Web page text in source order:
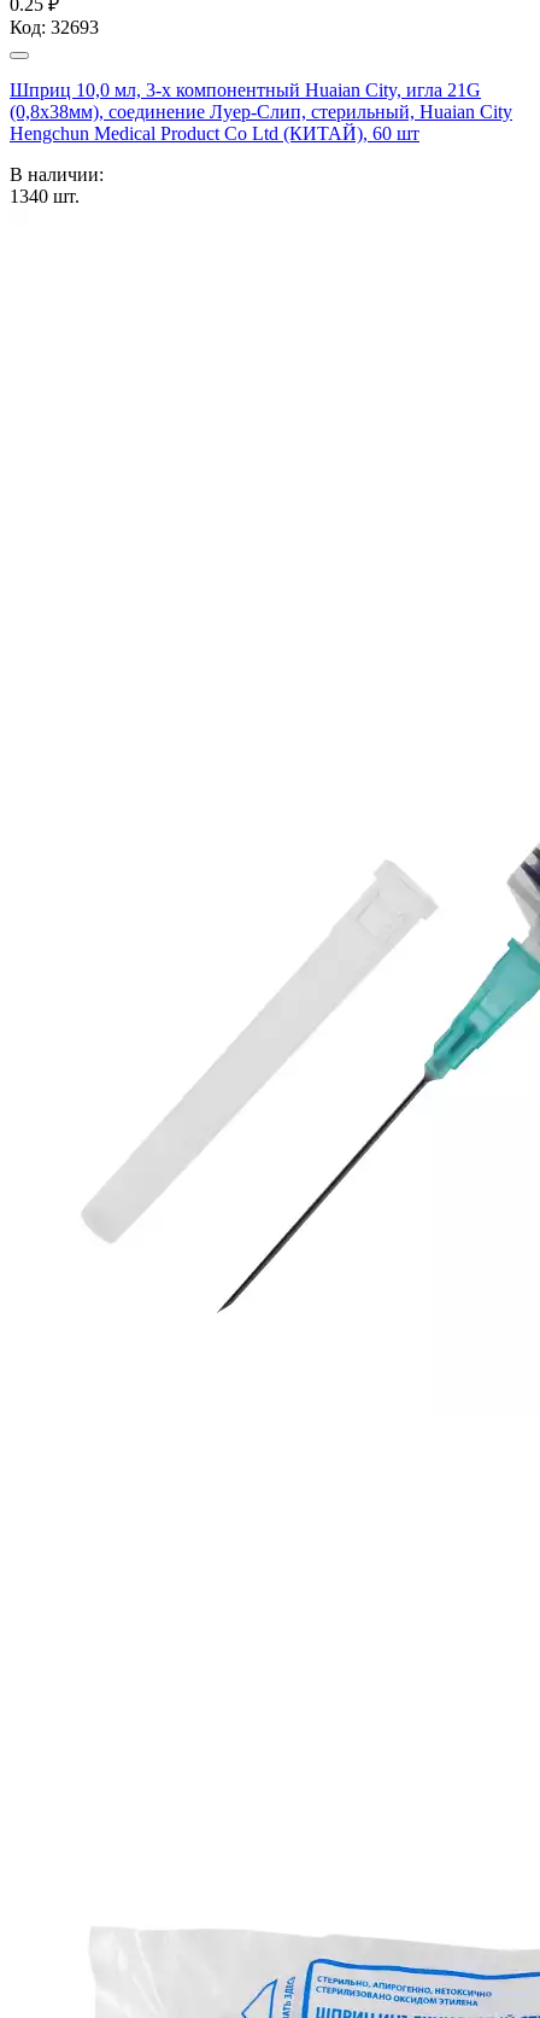
Код: 32693
Шприц 10,0 мл, 3-х компонентный Huaian City, игла 21G
(0,8х38мм), соединение Луер-Слип, стерильный, Huaian City
Hengchun Medical Product Co Ltd (КИТАЙ), 60 шт
В наличии:
1340 шт.